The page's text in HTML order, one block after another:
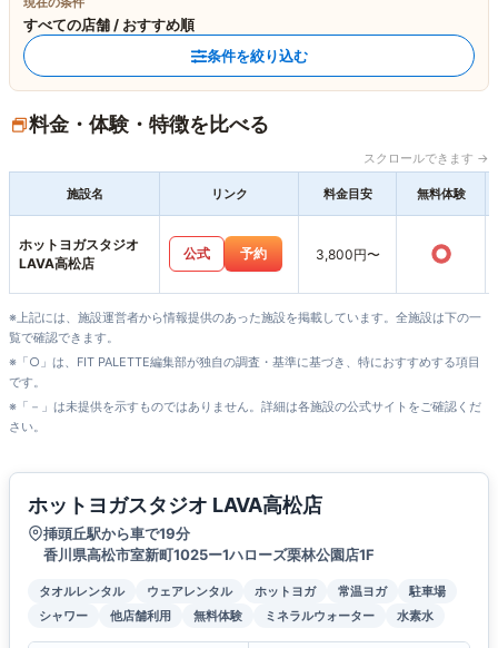
すべての店舗 / おすすめ順
条件を絞り込む
料金・体験・特徴を比べる
スクロールできます →
施設名 リンク 料金目安 無料体験
ホットヨガスタジオ
LAVA高松店
公式 予約 3,800円〜 ○
※上記には、施設運営者から情報提供のあった施設を掲載しています。全施設は下の一
覧で確認できます。
※「○」は、FIT PALETTE編集部が独自の調査・基準に基づき、特におすすめする項目
です。
※「－」は未提供を示すものではありません。詳細は各施設の公式サイトをご確認くだ
さい。
ホットヨガスタジオ LAVA高松店
挿頭丘駅から車で19分
香川県高松市室新町1025ー1ハローズ栗林公園店1F
タオルレンタル ウェアレンタル ホットヨガ 常温ヨガ
駐車場
シャワー
他店舗利用 無料体験 ミネラルウォーター 水素水